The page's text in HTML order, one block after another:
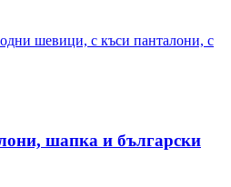
шапка и български